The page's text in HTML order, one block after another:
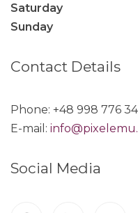
Saturday
Sunday
Contact Details
Phone: +48 998 776
E-mail:
Social Media